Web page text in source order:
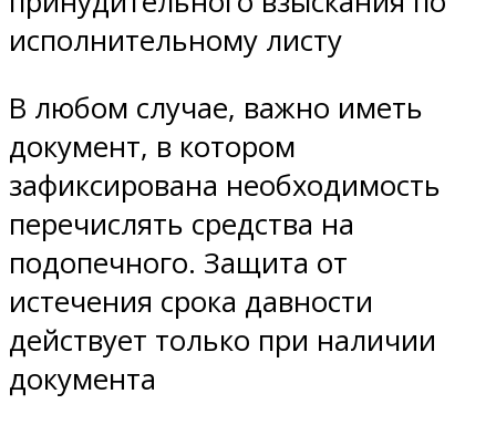
исполнительному листу
В любом случае, важно иметь
документ, в котором
зафиксирована необходимость
перечислять средства на
подопечного. Защита от
истечения срока давности
действует только при наличии
документа